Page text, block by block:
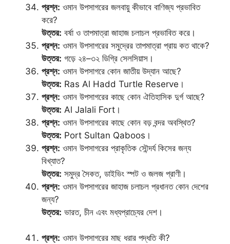
প্রশ্ন: ওমান উপসাগরের জলবায়ু কীভাবে বাণিজ্য প্রভাবিত
করে?
উত্তর: বর্ষা ও তাপমাত্রা জাহাজ চলাচল প্রভাবিত করে।
প্রশ্ন: ওমান উপসাগরের সমুদ্রের তাপমাত্রা প্রায় কত থাকে?
উত্তর: গড়ে ২৪–৩২ ডিগ্রি সেলসিয়াস।
প্রশ্ন: ওমান উপসাগরে কোন জাতীয় উদ্যান আছে?
উত্তর: Ras Al Hadd Turtle Reserve।
প্রশ্ন: ওমান উপসাগরের কাছে কোন ঐতিহাসিক দুর্গ আছে?
উত্তর: Al Jalali Fort।
প্রশ্ন: ওমান উপসাগরের কাছে কোন বড় বন্দর অবস্থিত?
উত্তর: Port Sultan Qaboos।
প্রশ্ন: ওমান উপসাগরের প্রাকৃতিক সৌন্দর্য কিসের জন্য
বিখ্যাত?
উত্তর: সমুদ্র সৈকত, ডাইভিং স্পট ও জলজ প্রাণী।
প্রশ্ন: ওমান উপসাগরের জাহাজ চলাচল প্রধানত কোন দেশের
জন্য?
উত্তর: ভারত, চীন এবং মধ্যপ্রাচ্যের দেশ।
প্রশ্ন: ওমান উপসাগরের মাছ ধরার পদ্ধতি কী?